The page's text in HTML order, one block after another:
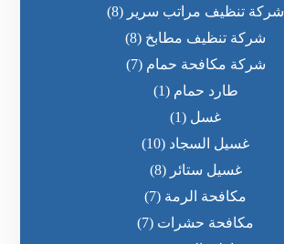
شركة تنظيف مراتب سرير (8)
شركة تنظيف مطابخ (8)
شركة مكافحة حمام (7)
طارد حمام (1)
غسل (1)
غسيل السجاد (10)
غسيل ستائر (8)
مكافحة الرمة (7)
مكافحة حشرات (7)